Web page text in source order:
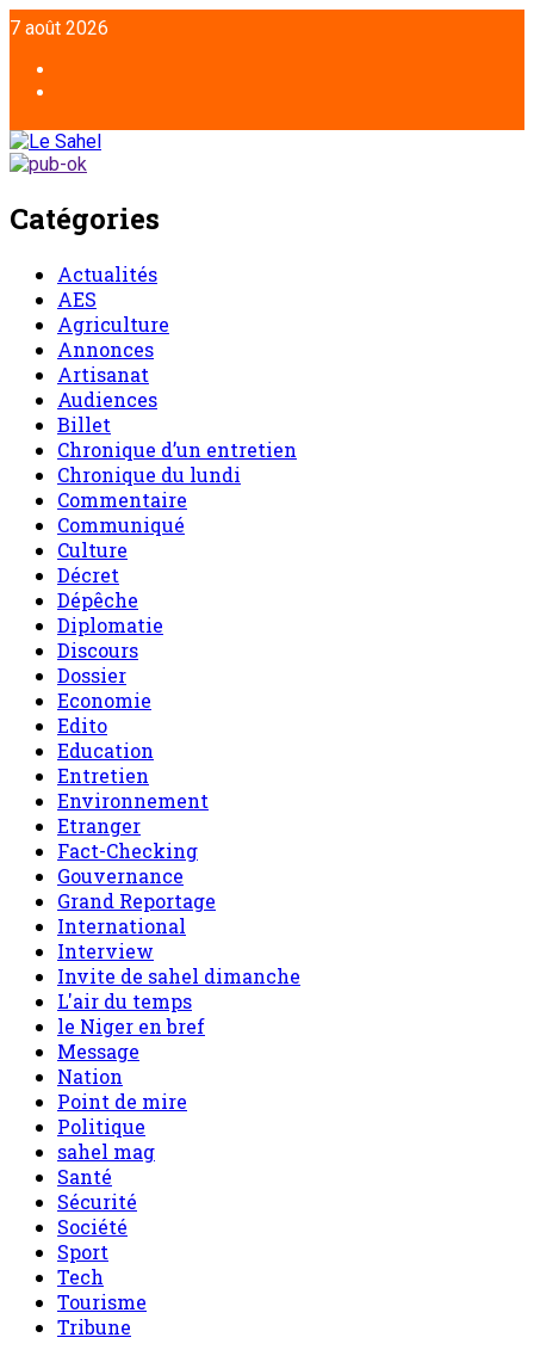
7 août 2026
Catégories
Actualités
AES
Agriculture
Annonces
Artisanat
Audiences
Billet
Chronique d’un entretien
Chronique du lundi
Commentaire
Communiqué
Culture
Décret
Dépêche
Diplomatie
Discours
Dossier
Economie
Edito
Education
Entretien
Environnement
Etranger
Fact-Checking
Gouvernance
Grand Reportage
International
Interview
Invite de sahel dimanche
L'air du temps
le Niger en bref
Message
Nation
Point de mire
Politique
sahel mag
Santé
Sécurité
Société
Sport
Tech
Tourisme
Tribune